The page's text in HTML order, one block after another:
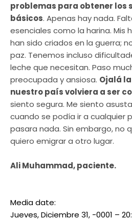
problemas para obtener los
básicos. Apenas hay nada.
esenciales como la harina. Mis
han sido criados en la guerra;
paz. Tenemos incluso
leche que necesitan. Paso
preocupada y ansiosa. Ojalá
nuestro país volviera a ser
siento segura. Me siento
cuando se podía ir a cualquier
pasara nada. Sin embargo, no
quiero emigrar a otro lugar.
Ali Muhammad, paciente.
Media date:
Jueves, Diciembre 31, -0001 –